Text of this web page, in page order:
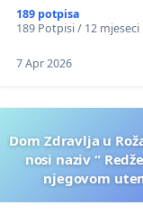
189 potpisa
189 Potpisi / 12 mjeseci
7 Apr 2026
Dom Zdravlja u
nosi naziv “
njegovom